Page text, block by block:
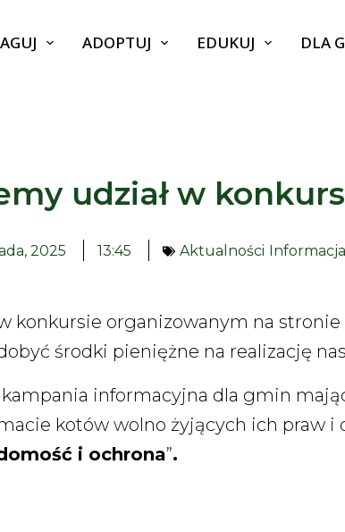
ADOPTUJ EDUKUJ DLA
udział w
2025 13:45 Aktualności Informacja
konkursie organizowanym na
środki pieniężne na realizację
informacyjna dla gmin
kotów wolno żyjących ich praw
i ochrona”.